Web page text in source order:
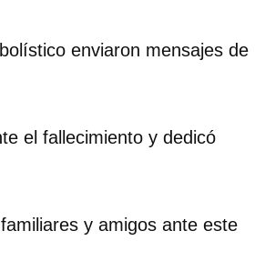
enviaron mensajes de
el fallecimiento y dedicó
y amigos ante este